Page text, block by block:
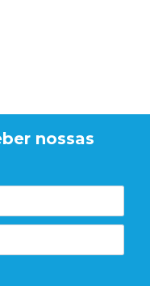
nossas